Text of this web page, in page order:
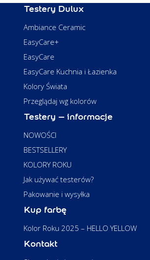
Testery Dulux
Ambiance Ceramic
EasyCare+
EasyCare
EasyCare Kuchnia i Łazienka
Kolory Świata
Przeglądaj wg kolorów
Testery – informacje
NOWOŚCI
BESTSELLERY
KOLORY ROKU
Jak używać testerów?
Pakowanie i wysyłka
Kup farbę
Kolor Roku 2025 – HELLO YELLOW
Kontakt